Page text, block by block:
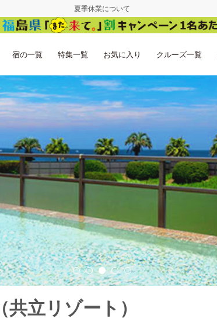
夏季休業について
宿の一覧 特集一覧 お気に入り クルーズ一覧
立リゾート）